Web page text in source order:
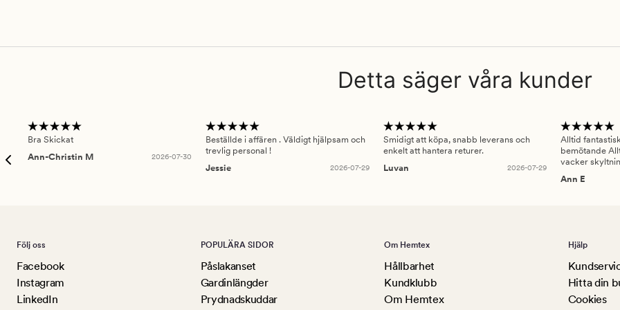
Detta säger våra kunder
Bra Skickat
Ann-Christin M
2026-07-30
Beställde i affären . Väldigt hjälpsam och
trevlig personal !
Jessie
2026-07-29
Smidigt att köpa, snabb leverans och
enkelt att hantera returer.
Luvan
2026-07-29
Alltid
bemötande
vacker
Ann E
Följ oss
Facebook
Instagram
LinkedIn
POPULÄRA SIDOR
Påslakanset
Gardinlängder
Prydnadskuddar
Om Hemtex
Hållbarhet
Kundklubb
Om Hemtex
Hjälp
Hitta din
Cookies